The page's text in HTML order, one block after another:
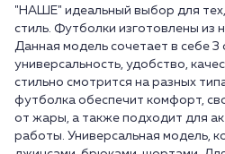
"НАШЕ" идеальный выбор для
стиль. Футболки изготовлены из
Данная модель сочетает в себе 3
универсальность, удобство,
стильно смотрится на разных
футболка обеспечит комфорт,
от жары, а также подходит для
работы. Универсальная модель,